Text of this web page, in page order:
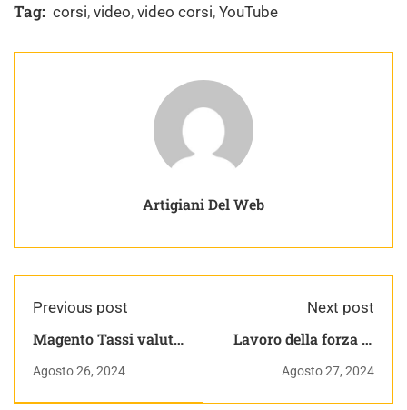
Tag: corsi, video, video corsi, YouTube
Artigiani Del Web
Previous post
Magento Tassi valuta
Agosto 26, 2024
Next post
Lavoro della forza di
Dinamica | Appunti di
Fisica Generale
Agosto 27, 2024